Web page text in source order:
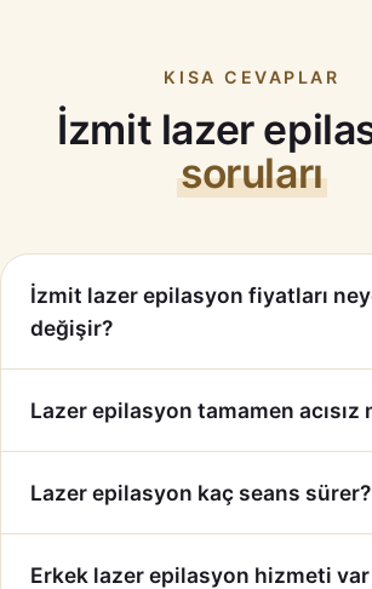
KISA CEVAPLAR
İzmit lazer
soruları
İzmit lazer epilasyon fiyatları
değişir?
Lazer epilasyon tamamen acısız
Lazer epilasyon kaç seans sürer?
Erkek lazer epilasyon hizmeti var